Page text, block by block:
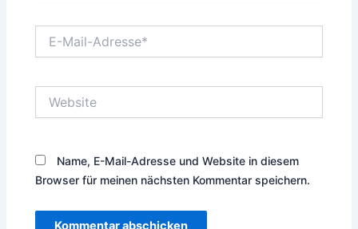
Mail-
Name, E-Mail-Adresse und Website in diesem
Browser für meinen nächsten Kommentar speichern.